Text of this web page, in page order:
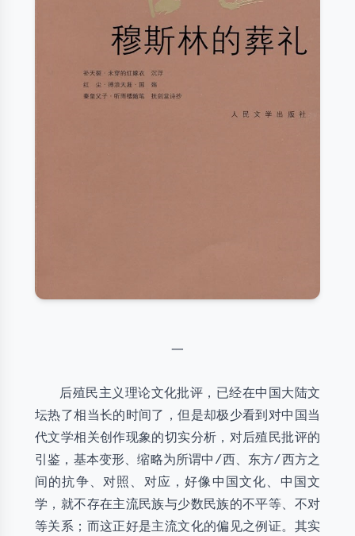
一
后殖民主义理论文化批评，已经在中国大陆文
坛热了相当长的时间了，但是却极少看到对中国当
代文学相关创作现象的切实分析，对后殖民批评的
引鉴，基本变形、缩略为所谓中/西、东方/西方之
间的抗争、对照、对应，好像中国文化、中国文
学，就不存在主流民族与少数民族的不平等、不对
等关系；而这正好是主流文化的偏见之例证。其实